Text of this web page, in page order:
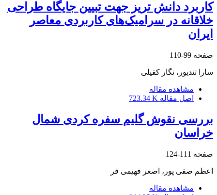
کاربرد دانش تریز جهت تبیین جایگاه طراحی
خلاقانه در سرامیک‌های کاربردی معاصر
ایران
صفحه 99-110
سارا تندیور، نگار کفیلی
مشاهده مقاله
اصل مقاله 723.34 K
بررسی نقوش گلیم سفره کردی شمال
خراسان
صفحه 111-124
اعظم صفی پور، اصغر فهیمی فر
مشاهده مقاله